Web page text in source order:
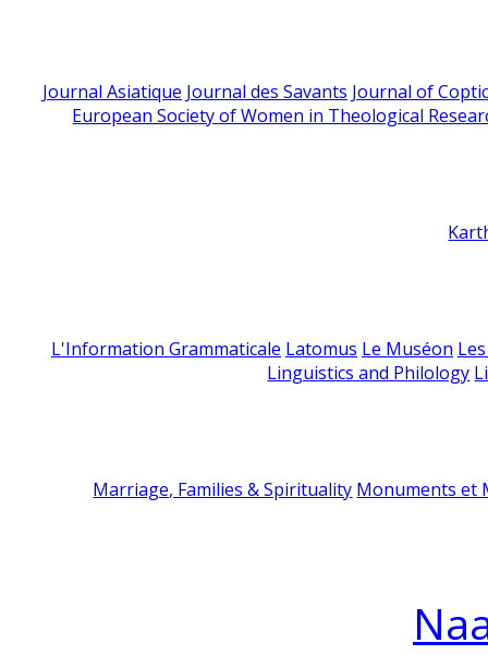
Journal Asiatique Journal des Savants Journal of
European Society of Women in Theological
L'Information Grammaticale Latomus Le Muséon
Linguistics and Philology
Marriage, Families & Spirituality Monuments et